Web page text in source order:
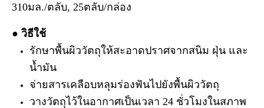
310มล./ตลับ, 25ตลับ/กล่อง
● วิธีใช้
รักษาพื้นผิววัตถุให้สะอาดปราศจากสนิม ฝุ่น และ
น้ำมัน
จ่ายสารเคลือบหลุมร่องฟันไปยังพื้นผิววัตถุ
วางวัตถุไว้ในอากาศเป็นเวลา 24 ชั่วโมงในสภาพ